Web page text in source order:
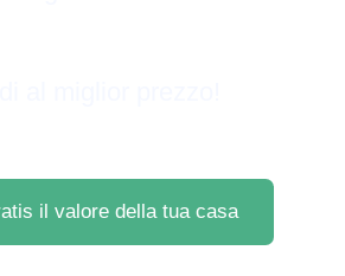
il valore della tua casa